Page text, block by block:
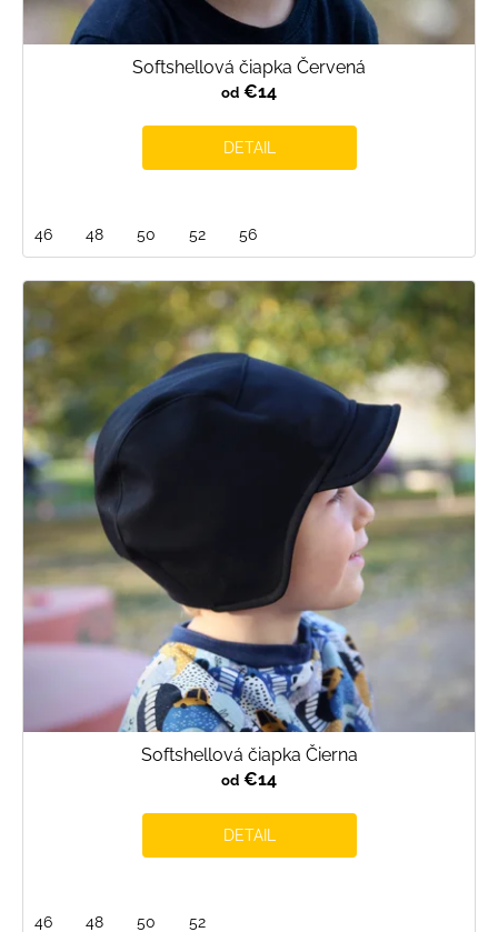
Softshellová čiapka Červená
od €14
DETAIL
46 48 50 52 56
Softshellová čiapka Čierna
od €14
DETAIL
46 48 50 52